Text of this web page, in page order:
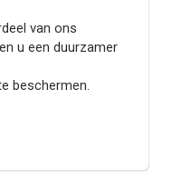
van ons
u een duurzamer
beschermen.